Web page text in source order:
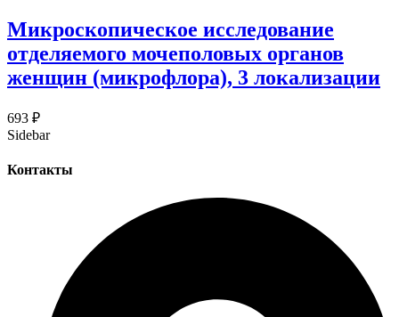
Микроскопическое исследование
отделяемого мочеполовых органов
женщин (микрофлора), 3 локализации
693 ₽
Sidebar
Контакты